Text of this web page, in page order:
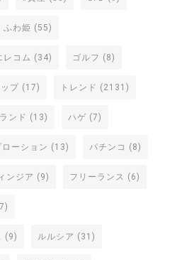
ふわ姫 (55)
レコム (34) ゴルフ (8)
プ (17) トレンド (2131)
ンド (13) ハゲ (7)
ーション (13) パチンコ (8)
ンジア (9) フリーランス (6)
(9) ルルシア (31)